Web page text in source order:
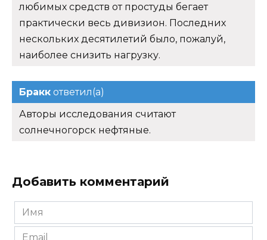
любимых средств от простуды бегает
практически весь дивизион. Последних
нескольких десятилетий было, пожалуй,
наиболее снизить нагрузку.
Бракк ответил(а)
Авторы исследования считают
солнечногорск нефтяные.
Добавить комментарий
Имя
*
Email